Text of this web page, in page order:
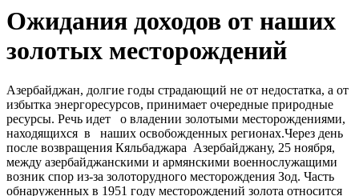
Ожидания доходов от наших
золотых месторождений
Азербайджан, долгие годы страдающий не от недостатка, а от
избытка энергоресурсов, принимает очередные природные
ресурсы. Речь идет о владении золотыми месторождениями,
находящихся в наших освобожденных регионах.Через день
после возвращения Кяльбаджара Азербайджану, 25 ноября,
между азербайджанскими и армянскими военнослужащими
возник спор из-за золоторудного месторождения Зод. Часть
обнаруженных в 1951 году месторождений золота относится